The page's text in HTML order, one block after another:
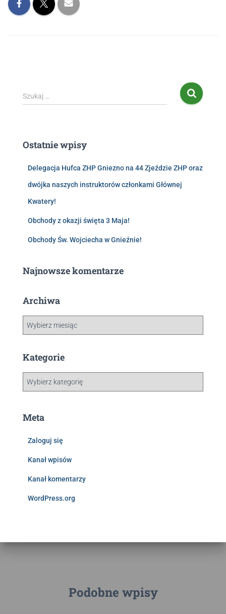
Szukaj …
Ostatnie wpisy
Delegacja Hufca ZHP Gniezno na 44 Zjeździe ZHP oraz
dwójka naszych instruktorów członkami Głównej
Kwatery!
Obchody z okazji święta 3 Maja!
Obchody Św. Wojciecha w Gnieźnie!
Najnowsze komentarze
Archiwa
Kategorie
Meta
Zaloguj się
Kanał wpisów
Kanał komentarzy
WordPress.org
Podobne wpisy